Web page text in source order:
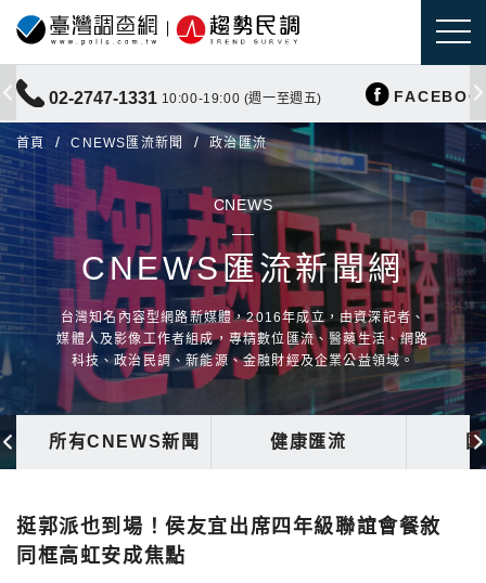
02-2747-1331 10:00-19:00 (週一至週五)
首頁 CNEWS匯流新聞 政治匯流
CNEWS
CNEWS匯流新聞網
台灣知名內容型網路新媒體，2016年成立，由資深記者、
媒體人及影像工作者組成，專精數位匯流、醫藥生活、網路
科技、政治民調、新能源、金融財經及企業公益領域。
所有CNEWS新聞 健康匯流
挺郭派也到場！侯友宜出席四年級聯誼會餐敘
同框高虹安成焦點